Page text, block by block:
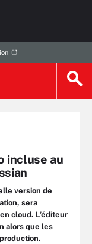
incluse au
version de
sera
cloud. L’éditeur
alors que les